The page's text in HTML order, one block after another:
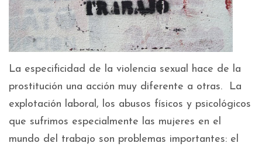
La especificidad de la violencia sexual hace de la
prostitución una acción muy diferente a otras. La
explotación laboral, los abusos físicos y psicológicos
que sufrimos especialmente las mujeres en el
mundo del trabajo son problemas importantes: el